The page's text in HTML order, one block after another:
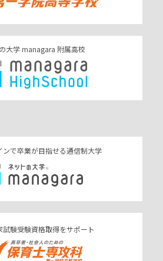
大学 managara 附属高校
ンで卒業が目指せる通信制大学
試験受験資格取得をサポート